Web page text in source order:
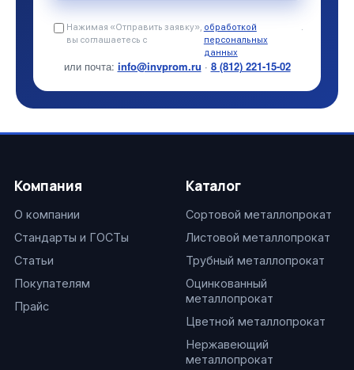
Нажимая «Отправить заявку»,
вы соглашаетесь с
обработкой
персональных
данных
.
или почта: info@invprom.ru · 8 (812) 221-15-02
Компания
О компании
Стандарты и ГОСТы
Статьи
Покупателям
Прайс
Каталог
Сортовой металлопрокат
Листовой металлопрокат
Трубный металлопрокат
Оцинкованный
металлопрокат
Цветной металлопрокат
Нержавеющий
металлопрокат